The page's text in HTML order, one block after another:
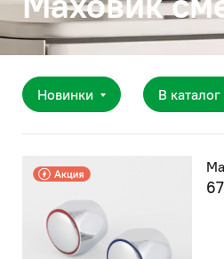
Новинки В каталог